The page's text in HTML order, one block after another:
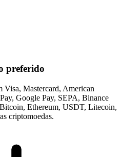
preferido
Visa, Mastercard, American
Google Pay, SEPA, Binance
Ethereum, USDT, Litecoin,
criptomoedas.